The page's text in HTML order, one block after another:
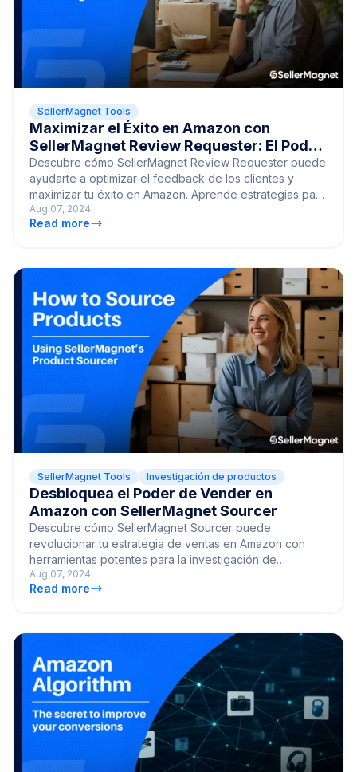
SellerMagnet Tools
Maximizar el Éxito en Amazon con
SellerMagnet Review Requester: El Poder
del Feedback de los Cliente
Descubre cómo SellerMagnet Review Requester puede
ayudarte a optimizar el feedback de los clientes y
maximizar tu éxito en Amazon. Aprende estrategias para
aumentar las reseñas positivas y mejorar tu negocio.
Aug 07, 2024
Read more
SellerMagnet Tools Investigación de productos
Desbloquea el Poder de Vender en
Amazon con SellerMagnet Sourcer
Descubre cómo SellerMagnet Sourcer puede
revolucionar tu estrategia de ventas en Amazon con
herramientas potentes para la investigación de
productos, el análisis competitivo y los cálculos de
rentabilidad.
Aug 07, 2024
Read more